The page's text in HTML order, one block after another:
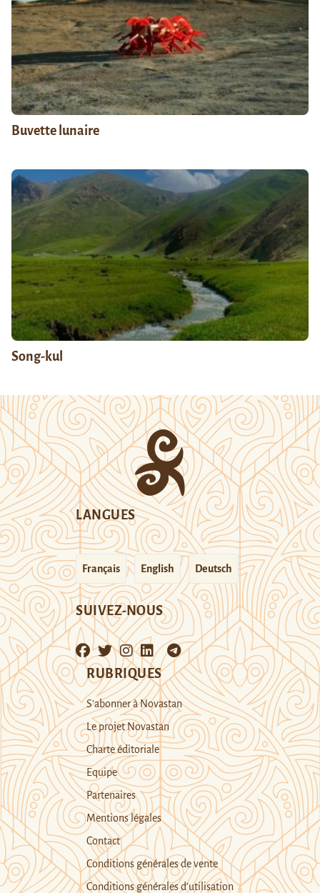
Buvette lunaire
Song-kul
LANGUES
Français English Deutsch
SUIVEZ-NOUS
RUBRIQUES
S’abonner à Novastan
Le projet Novastan
Charte éditoriale
Equipe
Partenaires
Mentions légales
Contact
Conditions générales de vente
Conditions générales d’utilisation